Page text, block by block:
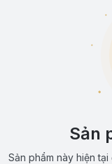
Sản
Sản phẩm này hiện